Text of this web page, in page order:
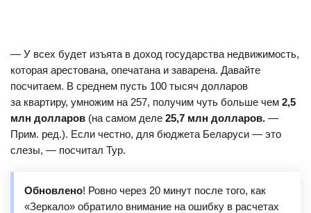
— У всех будет изъята в доход государства недвижимость,
которая арестована, опечатана и заварена. Давайте
посчитаем. В среднем пусть 100 тысяч долларов
за квартиру, умножим на 257, получим чуть больше чем 2,5
млн долларов (на самом деле 25,7 млн долларов. —
Прим. ред.). Если честно, для бюджета Беларуси — это
слезы, — посчитал Тур.
Обновлено! Ровно через 20 минут после того, как
«Зеркало» обратило внимание на ошибку в расчетах